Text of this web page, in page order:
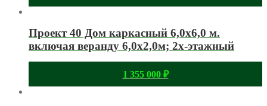
Проект 40 Дом каркасный 6,0х6,0 м.
включая веранду 6,0х2,0м; 2х-этажный
1 355 000 ₽